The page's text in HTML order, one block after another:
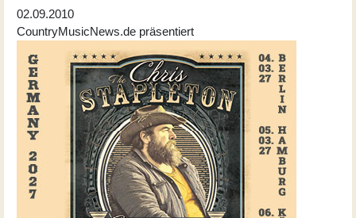
02.09.2010
CountryMusicNews.de präsentiert